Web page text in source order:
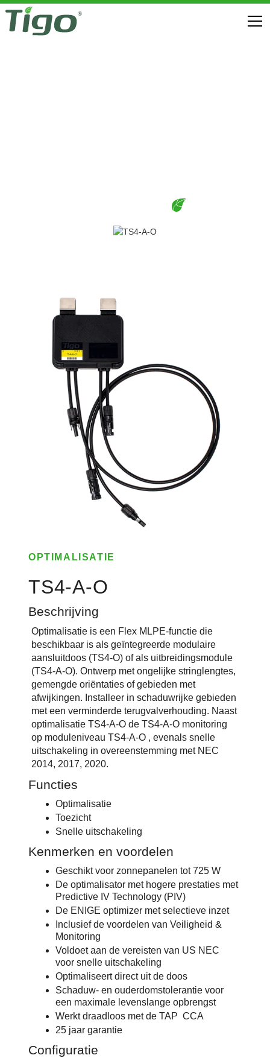
OPTIMALISATIE
TS4-A-O
Beschrijving
Optimalisatie is een Flex MLPE-functie die
beschikbaar is als geïntegreerde modulaire
aansluitdoos (TS4-O) of als uitbreidingsmodule
(TS4-A-O). Ontwerp met ongelijke stringlengtes,
gemengde oriëntaties of gebieden met
afwijkingen. Installeer in schaduwrijke gebieden
met een verminderde terugvalverhouding. Naast
optimalisatie TS4-A-O de TS4-A-O monitoring
op moduleniveau TS4-A-O , evenals snelle
uitschakeling in overeenstemming met NEC
2014, 2017, 2020.
Functies
Optimalisatie
Toezicht
Snelle uitschakeling
Kenmerken en voordelen
Geschikt voor zonnepanelen tot 725 W
De optimalisator met hogere prestaties met
Predictive IV Technology (PIV)
De ENIGE optimizer met selectieve inzet
Inclusief de voordelen van Veiligheid &
Monitoring
Voldoet aan de vereisten van US NEC
voor snelle uitschakeling
Optimaliseert direct uit de doos
Schaduw- en ouderdomstolerantie voor
een maximale levenslange opbrengst
Werkt draadloos met de TAP CCA
25 jaar garantie
Configuratie